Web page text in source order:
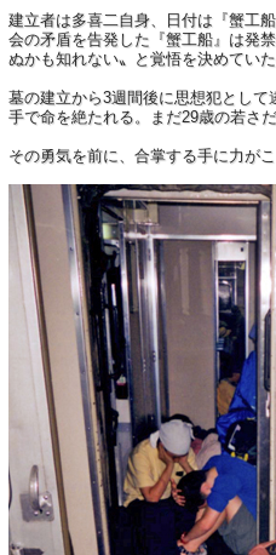
建立者は多喜二自身、日付は『蟹工
会の矛盾を告発した『蟹工船』は発
ぬかも知れない〟と覚悟を決めていた
墓の建立から3週間後に思想犯とし
手で命を絶たれる。まだ29歳の若さだ
その勇気を前に、合掌する手に力がこ